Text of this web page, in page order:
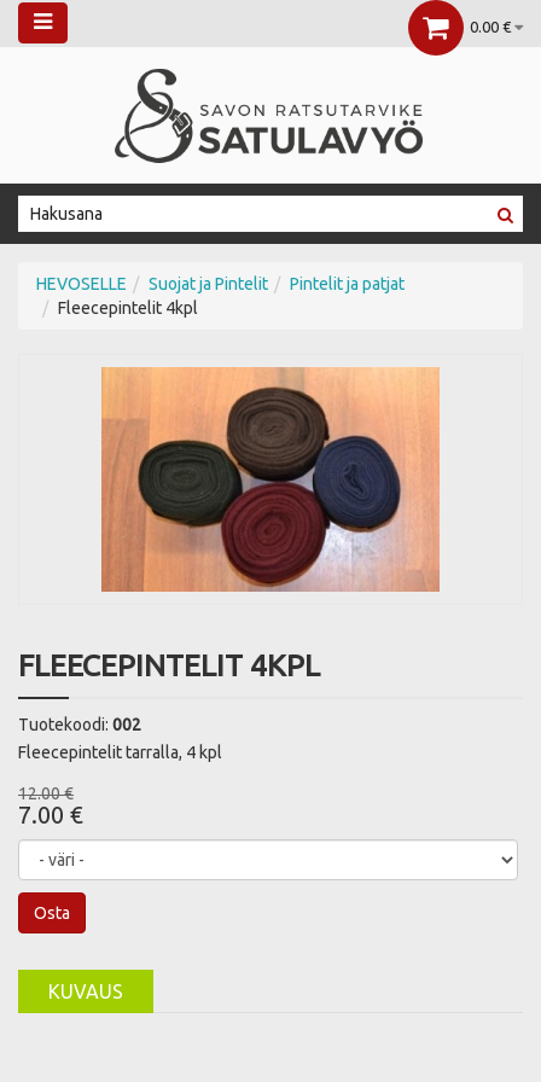
0.00 €
HEVOSELLE Suojat ja Pintelit
Pintelit ja patjat
Fleecepintelit 4kpl
FLEECEPINTELIT 4KPL
Tuotekoodi: 002
Fleecepintelit tarralla, 4 kpl
12.00 €
7.00 €
Osta
KUVAUS